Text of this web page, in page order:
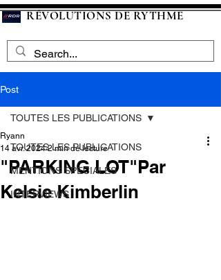
RÉVOLUTIONS DE RYTHME
Post
TOUTES LES PUBLICATIONS
MENTIONS SPECIALES
INTERVIEWS
TOUTES LES PUBLICATIONS
"PARKING LOT"Par
Kelsie Kimberlin
Ryann
14 avr. 2024 2 min de lecture